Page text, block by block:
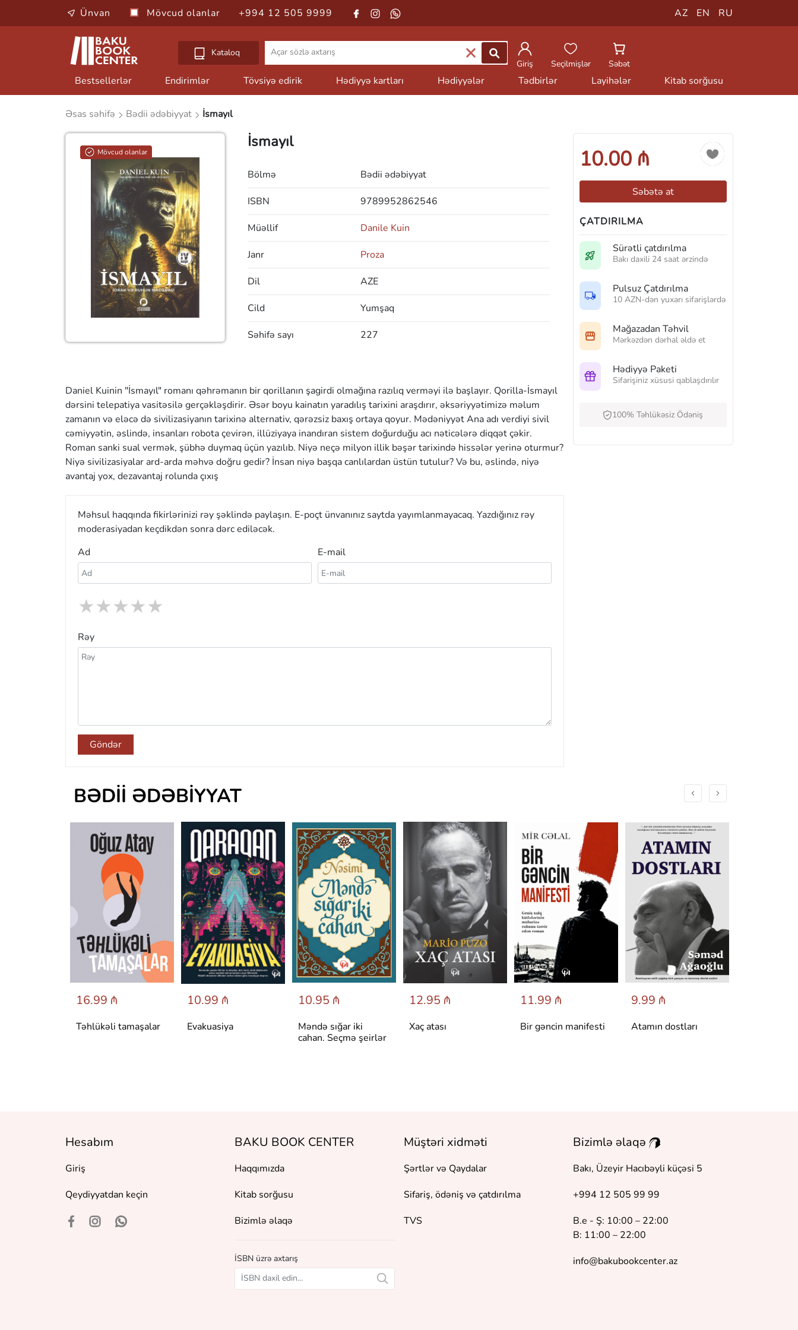
Ünvan Mövcud olanlar +994 12 505 9999 AZ EN RU
Kataloq
Giriş
Seçilmişlər Səbət
Bestsellerlər Endirimlər Tövsiyə edirik Hədiyyə kartları Hədiyyələr Tədbirlər Layihələr Kitab sorğusu
Əsas səhifə Bədii ədəbiyyat İsmayıl
Mövcud olanlar
İsmayıl
Bölmə Bədii ədəbiyyat
ISBN 9789952862546
Müəllif Danile Kuin
Janr Proza
Dil AZE
Cild Yumşaq
Səhifə sayı 227
Daniel Kuinin "İsmayıl" romanı qəhrəmanın bir qorillanın şagirdi olmağına razılıq verməyi ilə başlayır. Qorilla-İsmayıl
dərsini telepatiya vasitəsilə gerçəkləşdirir. Əsər boyu kainatın yaradılış tarixini araşdırır, əksəriyyətimizə məlum
zamanın və eləcə də sivilizasiyanın tarixinə alternativ, qərəzsiz baxış ortaya qoyur. Mədəniyyət Ana adı verdiyi sivil
cəmiyyətin, əslində, insanları robota çevirən, illüziyaya inandıran sistem doğurduğu acı nəticələrə diqqət çəkir.
Roman sanki sual vermək, şübhə duymaq üçün yazılıb. Niyə neçə milyon illik bəşər tarixində hissələr yerinə oturmur?
Niyə sivilizasiyalar ard-arda məhvə doğru gedir? İnsan niyə başqa canlılardan üstün tutulur? Və bu, əslində, niyə
avantaj yox, dezavantaj rolunda çıxış
Məhsul haqqında fikirlərinizi rəy şəklində paylaşın. E-poçt ünvanınız saytda yayımlanmayacaq. Yazdığınız rəy
moderasiyadan keçdikdən sonra dərc ediləcək.
Ad
E-mail
★
★
★
★
★
Rəy
Göndər
10.00 ₼
Səbətə at
ÇATDIRILMA
Sürətli çatdırılma
Bakı daxili 24 saat ərzində
Pulsuz Çatdırılma
10 AZN-dən yuxarı sifarişlərdə
Mağazadan Təhvil
Mərkəzdən dərhal əldə et
Hədiyyə Paketi
Sifarişiniz xüsusi qablaşdırılır
100% Təhlükəsiz Ödəniş
BƏDII ƏDƏBIYYAT
16.99 ₼
Təhlükəli tamaşalar
10.99 ₼
Evakuasiya
10.95 ₼
Məndə sığar iki
cahan. Seçmə şeirlər
12.95 ₼
Xaç atası
11.99 ₼
Bir gəncin manifesti
9.99 ₼
Atamın dostları
Hesabım
Giriş
Qeydiyyatdan keçin
BAKU BOOK CENTER
Haqqımızda
Kitab sorğusu
Bizimlə əlaqə
İSBN üzrə axtarış
Müştəri xidməti
Şərtlər və Qaydalar
Sifariş, ödəniş və çatdırılma
TVS
Bizimlə əlaqə
Bakı, Üzeyir Hacıbəyli küçəsi 5
+994 12 505 99 99
B.e - Ş: 10:00 – 22:00
B: 11:00 – 22:00
info@bakubookcenter.az